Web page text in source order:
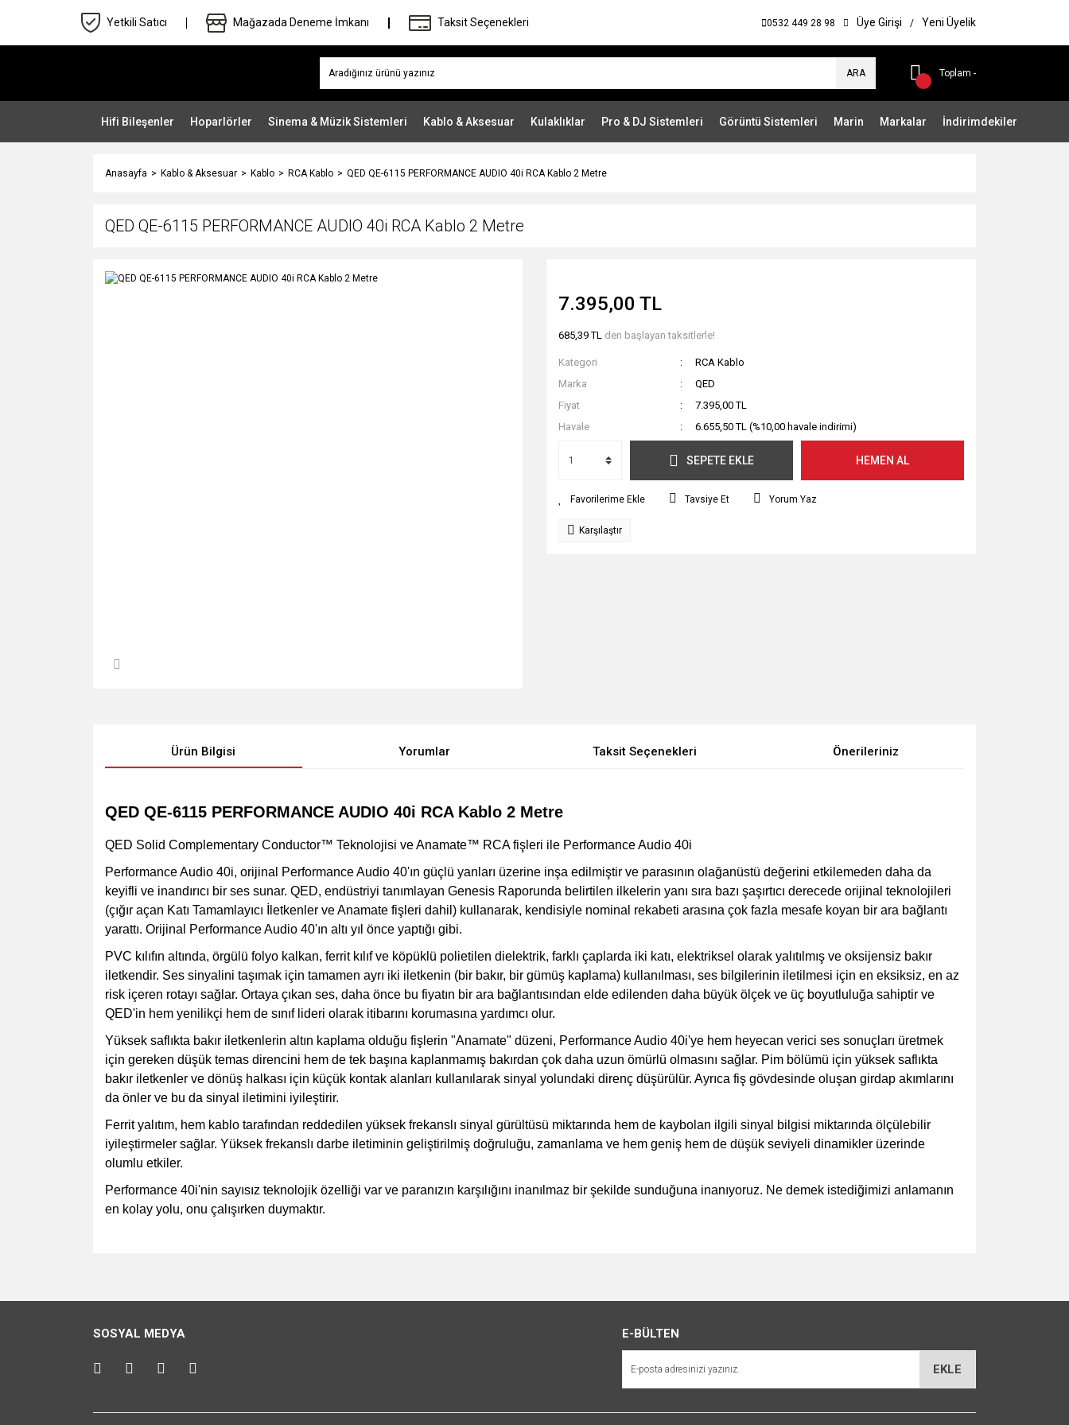
Yetkili Satıcı Mağazada Deneme İmkanı Taksit Seçenekleri 0532 449 28 98 Üye Girişi / Yeni Üyelik
ARA Toplam -
Hifi Bileşenler Hoparlörler Sinema & Müzik Sistemleri Kablo & Aksesuar Kulaklıklar Pro & DJ Sistemleri Görüntü Sistemleri Marin Markalar İndirimdekiler
Anasayfa Kablo & Aksesuar Kablo RCA Kablo QED QE-6115 PERFORMANCE AUDIO 40i RCA Kablo 2 Metre
QED QE-6115 PERFORMANCE AUDIO 40i RCA Kablo 2 Metre
7.395,00 TL
685,39 TL den başlayan taksitlerle!
Kategori
RCA Kablo
Marka
QED
Fiyat
7.395,00 TL
Havale
6.655,50 TL (%10,00 havale indirimi)
SEPETE EKLE HEMEN AL
Tavsiye Et Yorum Yaz
Karşılaştır
Ürün Bilgisi Yorumlar Taksit Seçenekleri Önerileriniz
QED QE-6115 PERFORMANCE AUDIO 40i RCA Kablo 2 Metre
QED Solid Complementary Conductor™ Teknolojisi ve Anamate™ RCA fişleri ile Performance Audio 40i
Performance Audio 40i, orijinal Performance Audio 40'ın güçlü yanları üzerine inşa edilmiştir ve parasının olağanüstü değerini etkilemeden daha da
keyifli ve inandırıcı bir ses sunar. QED, endüstriyi tanımlayan Genesis Raporunda belirtilen ilkelerin yanı sıra bazı şaşırtıcı derecede orijinal teknolojileri
(çığır açan Katı Tamamlayıcı İletkenler ve Anamate fişleri dahil) kullanarak, kendisiyle nominal rekabeti arasına çok fazla mesafe koyan bir ara bağlantı
yarattı. Orijinal Performance Audio 40'ın altı yıl önce yaptığı gibi.
PVC kılıfın altında, örgülü folyo kalkan, ferrit kılıf ve köpüklü polietilen dielektrik, farklı çaplarda iki katı, elektriksel olarak yalıtılmış ve oksijensiz bakır
iletkendir. Ses sinyalini taşımak için tamamen ayrı iki iletkenin (bir bakır, bir gümüş kaplama) kullanılması, ses bilgilerinin iletilmesi için en eksiksiz, en az
risk içeren rotayı sağlar. Ortaya çıkan ses, daha önce bu fiyatın bir ara bağlantısından elde edilenden daha büyük ölçek ve üç boyutluluğa sahiptir ve
QED'in hem yenilikçi hem de sınıf lideri olarak itibarını korumasına yardımcı olur.
Yüksek saflıkta bakır iletkenlerin altın kaplama olduğu fişlerin "Anamate" düzeni, Performance Audio 40i'ye hem heyecan verici ses sonuçları üretmek
için gereken düşük temas direncini hem de tek başına kaplanmamış bakırdan çok daha uzun ömürlü olmasını sağlar. Pim bölümü için yüksek saflıkta
bakır iletkenler ve dönüş halkası için küçük kontak alanları kullanılarak sinyal yolundaki direnç düşürülür. Ayrıca fiş gövdesinde oluşan girdap akımlarını
da önler ve bu da sinyal iletimini iyileştirir.
Ferrit yalıtım, hem kablo tarafından reddedilen yüksek frekanslı sinyal gürültüsü miktarında hem de kaybolan ilgili sinyal bilgisi miktarında ölçülebilir
iyileştirmeler sağlar. Yüksek frekanslı darbe iletiminin geliştirilmiş doğruluğu, zamanlama ve hem geniş hem de düşük seviyeli dinamikler üzerinde
olumlu etkiler.
Performance 40i'nin sayısız teknolojik özelliği var ve paranızın karşılığını inanılmaz bir şekilde sunduğuna inanıyoruz. Ne demek istediğimizi anlamanın
en kolay yolu, onu çalışırken duymaktır.
Ürün açıklamasında eksik bilgiler bulunuyor.
SOSYAL MEDYA E-BÜLTEN
EKLE